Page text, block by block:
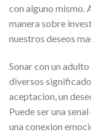
con alguno mismo.
manera sobre
nuestros deseos
Sonar con un
diversos
aceptacion, un
Puede ser una
una conexion